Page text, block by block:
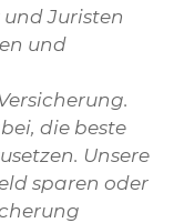
Juristen
und
die beste
Unsere
sparen oder